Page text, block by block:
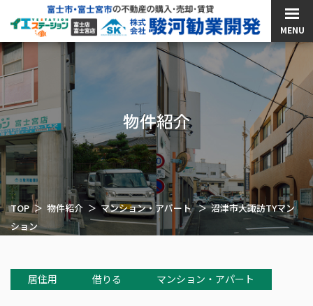
MENU
物件紹介
TOP 物件紹介 マンション・アパート
沼津市大諏訪TYマン
ション
居住用 借りる マンション・アパート